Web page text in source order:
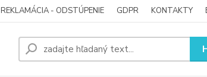
REKLAMÁCIA - ODSTÚPENIE GDPR KONTAKTY